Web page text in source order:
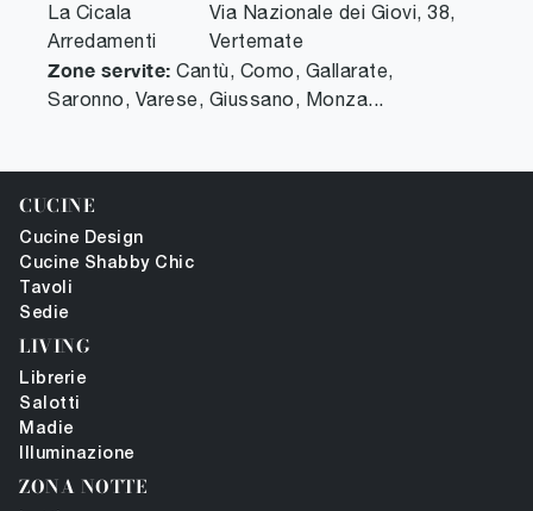
La Cicala
Arredamenti
Via Nazionale dei Giovi, 38,
Vertemate
Zone servite: Cantù, Como, Gallarate,
Saronno, Varese, Giussano, Monza...
CUCINE
Cucine Design
Cucine Shabby Chic
Tavoli
Sedie
LIVING
Librerie
Salotti
Madie
Illuminazione
ZONA NOTTE